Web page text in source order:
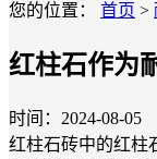
您的位置： 首页 >
红柱石作为
时间：2024-08-05
红柱石砖中的红柱